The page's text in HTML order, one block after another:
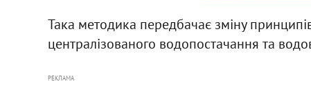
Така методика передбачає зміну
централізованого водопостачання та
РЕКЛАМА